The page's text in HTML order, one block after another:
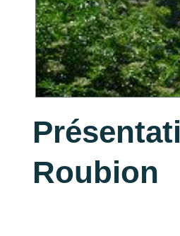
Roubion